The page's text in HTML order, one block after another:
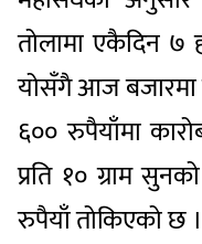
तोलामा एकैदिन
योसँगै आज बजारमा
६०० रुपैयाँमा
प्रति १० ग्राम
रुपैयाँ तोकिएको छ ।